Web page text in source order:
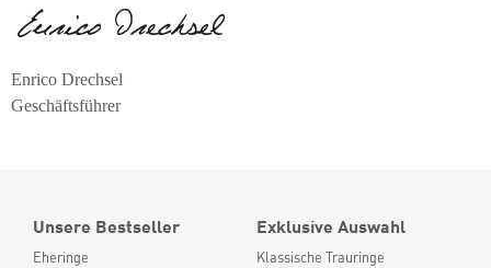
Enrico Drechsel
Geschäftsführer
Unsere Bestseller
Eheringe
Exklusive Auswahl
Klassische Trauringe